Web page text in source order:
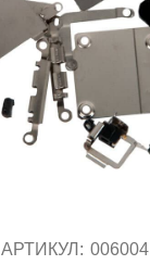
АРТИКУЛ: 006004